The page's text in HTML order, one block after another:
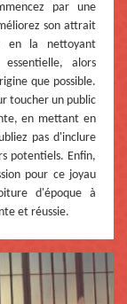
par une
son attrait
en la nettoyant
alors
que possible.
toucher un public
en mettant en
pas d'inclure
potentiels. Enfin,
pour ce joyau
d'époque à
et réussie.